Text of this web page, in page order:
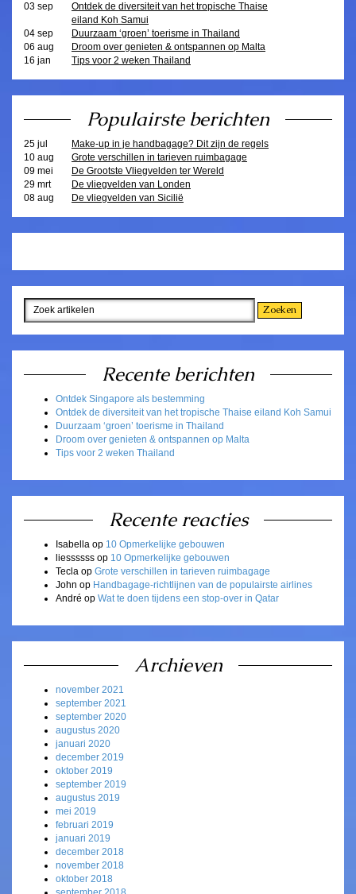
03 sep
Ontdek de diversiteit van het tropische Thaise
eiland Koh Samui
04 sep
Duurzaam ‘groen’ toerisme in Thailand
06 aug
Droom over genieten & ontspannen op Malta
16 jan
Tips voor 2 weken Thailand
Populairste berichten
25 jul
Make-up in je handbagage? Dit zijn de regels
10 aug
Grote verschillen in tarieven ruimbagage
09 mei
De Grootste Vliegvelden ter Wereld
29 mrt
De vliegvelden van Londen
08 aug
De vliegvelden van Sicilië
Recente berichten
Ontdek Singapore als bestemming
Ontdek de diversiteit van het tropische Thaise eiland Koh Samui
Duurzaam ‘groen’ toerisme in Thailand
Droom over genieten & ontspannen op Malta
Tips voor 2 weken Thailand
Recente reacties
Isabella op 10 Opmerkelijke gebouwen
liessssss op 10 Opmerkelijke gebouwen
Tecla op Grote verschillen in tarieven ruimbagage
John op Handbagage-richtlijnen van de populairste airlines
André op Wat te doen tijdens een stop-over in Qatar
Archieven
november 2021
september 2021
september 2020
augustus 2020
januari 2020
december 2019
oktober 2019
september 2019
augustus 2019
mei 2019
februari 2019
januari 2019
december 2018
november 2018
oktober 2018